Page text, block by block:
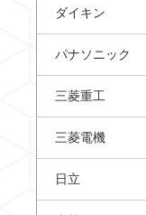
ダイキン
パナソニック
三菱重工
三菱電機
日立